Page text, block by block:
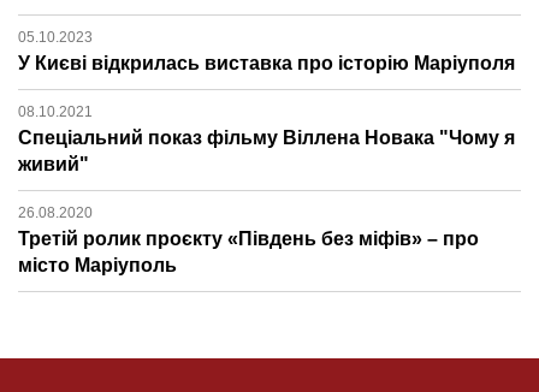
05.10.2023
У Києві відкрилась виставка про історію Маріуполя
08.10.2021
Спеціальний показ фільму Віллена Новака "Чому я
живий"
26.08.2020
Третій ролик проєкту «Південь без міфів» – про
місто Маріуполь